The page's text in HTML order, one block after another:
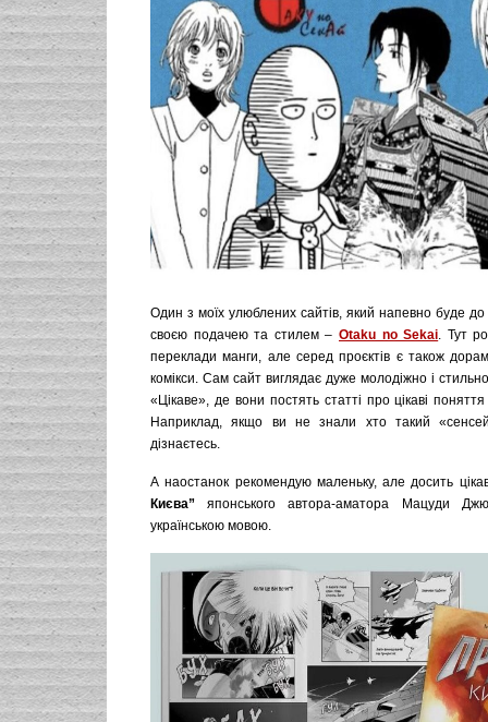
Один з моїх улюблених сайтів, який напевно буде
своєю подачею та стилем – Otaku no Sekai. Тут
переклади манги, але серед проєктів є також
комікси. Сам сайт виглядає дуже молодіжно і
«Цікаве», де вони постять статті про цікаві
Наприклад, якщо ви не знали хто такий
дізнаєтесь.
А наостанок рекомендую маленьку, але досить
Києва” японського автора-аматора Мацуди
українською мовою.